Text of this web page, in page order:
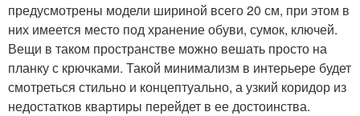
предусмотрены модели шириной всего 20 см, при этом в
них имеется место под хранение обуви, сумок, ключей.
Вещи в таком пространстве можно вешать просто на
планку с крючками. Такой минимализм в интерьере будет
смотреться стильно и концептуально, а узкий коридор из
недостатков квартиры перейдет в ее достоинства.